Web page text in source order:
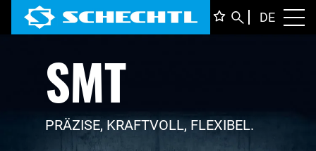
DE
SMT
PRÄZISE, KRAFTVOLL, FLEXIBEL.